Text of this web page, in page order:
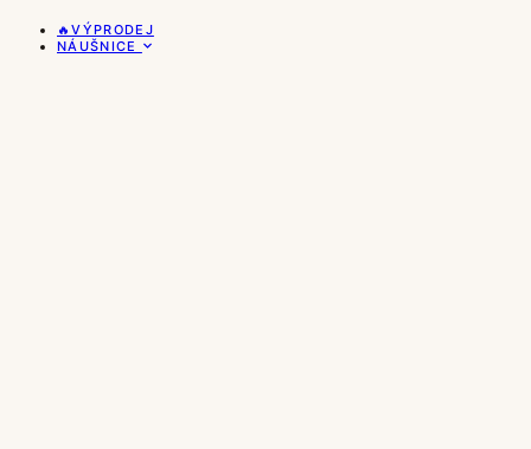
🔥VÝPRODEJ
NÁUŠNICE